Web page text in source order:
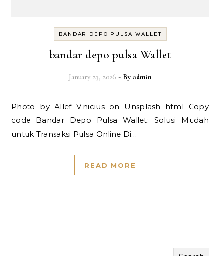
BANDAR DEPO PULSA WALLET
bandar depo pulsa Wallet
January 23, 2026 - By admin
Photo by Allef Vinicius on Unsplash html Copy
code Bandar Depo Pulsa Wallet: Solusi Mudah
untuk Transaksi Pulsa Online Di…
READ MORE